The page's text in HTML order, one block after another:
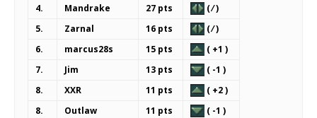
4.
Mandrake 27 pts
( ⁄ )
5.
Zarnal 16 pts
( ⁄ )
6.
marcus28s 15 pts
( +1 )
7.
Jim 13 pts
( -1 )
8.
XXR 11 pts
( +2 )
8.
Outlaw 11 pts ( -1 )